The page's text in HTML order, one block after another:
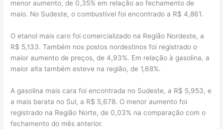
menor aumento, de 0,35% em relação ao fechamento de
maio. No Sudeste, o combustível foi encontrado a R$ 4,861.
O etanol mais caro foi comercializado na Região Nordeste, a
R$ 5,133. Também nos postos nordestinos foi registrado o
maior aumento de preços, de 4,93%. Em relação à gasolina, a
maior alta também esteve na região, de 1,68%.
A gasolina mais cara foi encontrada no Sudeste, a R$ 5,953, e
a mais barata no Sul, a R$ 5,678. O menor aumento foi
registrado na Região Norte, de 0,03% na comparação com o
fechamento do mês anterior.